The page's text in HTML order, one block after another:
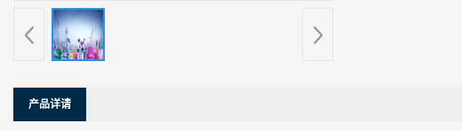
产品详请